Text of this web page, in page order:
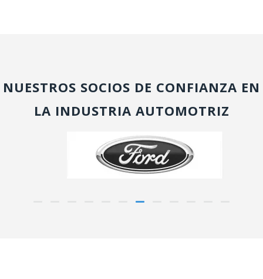
NUESTROS SOCIOS DE CONFIANZA EN
LA INDUSTRIA AUTOMOTRIZ